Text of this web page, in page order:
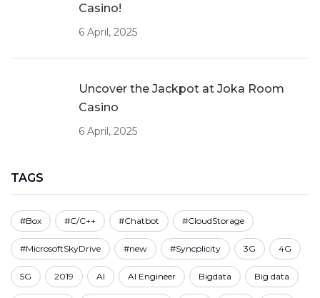
Casino!
6 April, 2025
Uncover the Jackpot at Joka Room
Casino
6 April, 2025
TAGS
#Box #C/C++ #Chatbot #CloudStorage
#MicrosoftSkyDrive #new #Syncplicity 3G 4G
5G 2019 AI AI Engineer Bigdata Big data